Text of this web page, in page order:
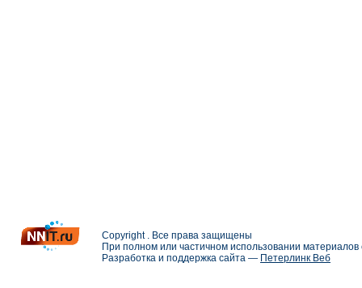
Copyright . Все права защищены
При полном или частичном использовании
Разработка и поддержка сайта — Петерлинк Веб